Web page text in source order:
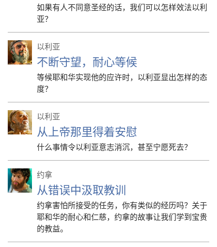
如果有人不同意圣经的话，我们可以怎样效法以利
亚？
以利亚
不断守望，耐心等候
等候耶和华实现他的应许时，以利亚显出怎样的态
度？
以利亚
从上帝那里得着安慰
什么事情令以利亚意志消沉，甚至宁愿死去？
约拿
从错误中汲取教训
约拿害怕所接受的任务，你有类似的经历吗？关于
耶和华的耐心和仁慈，约拿的故事让我们学到宝贵
的教益。